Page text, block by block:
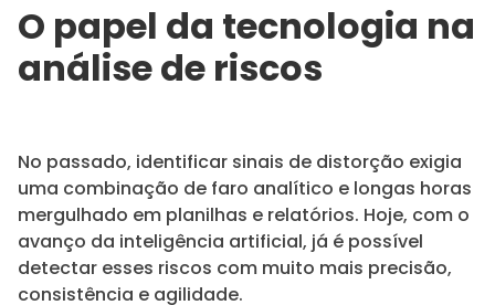
O papel da tecnologia na
análise de riscos
No passado, identificar sinais de distorção exigia
uma combinação de faro analítico e longas horas
mergulhado em planilhas e relatórios. Hoje, com o
avanço da inteligência artificial, já é possível
detectar esses riscos com muito mais precisão,
consistência e agilidade.